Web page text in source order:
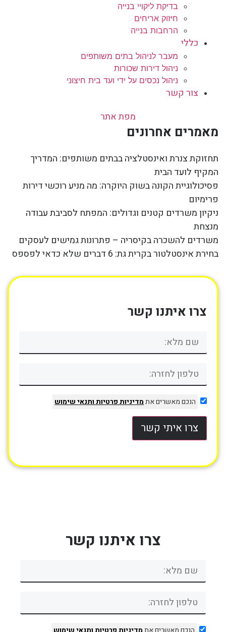
בדיקת ליקויי בנייה
חיזוק אריחים
הרחבות בנייה
כללי
מעבר לניהול בתים משותפים
ניהול דירות שכורות
ניהול נכסים על ידי ועד בית חיצוני
צור קשר
מפת אתר
מאמרים אחרונים
תחזוקת צנרת ואינסטלציה בבתים משותפים: המדריך
המקיף לועד הבית
פסיכולוגיית הקונה בשוק היוקרה: מה מניע רוכשי דירות
פרימיום
ניקיון משרדים קטנים וגדולים: המפתח לסביבת עבודה
מנצחת
משרדים להשכרה בקיסריה – פתרונות גמישים לעסקים
בחירת אינסטלטור בקרית גת: 6 דברים שלא כדאי לפספס
צרו איתנו קשר
הנכם מאשרים אתמדיניות פרטיותותנאי שימוש
צרו איתי קשר
צרו איתנו קשר